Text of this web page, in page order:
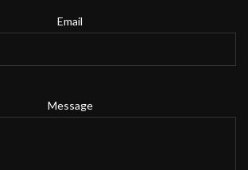
Email
Message